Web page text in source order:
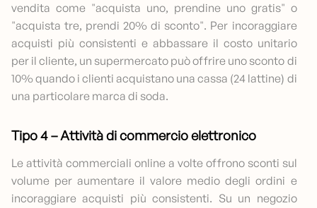
vendita come "acquista uno, prendine uno gratis" o
"acquista tre, prendi 20% di sconto". Per incoraggiare
acquisti più consistenti e abbassare il costo unitario
per il cliente, un supermercato può offrire uno sconto di
10% quando i clienti acquistano una cassa (24 lattine) di
una particolare marca di soda.
Tipo 4 – Attività di commercio elettronico
Le attività commerciali online a volte offrono sconti sul
volume per aumentare il valore medio degli ordini e
incoraggiare acquisti più consistenti. Su un negozio